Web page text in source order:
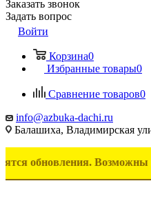
Заказать звонок
Задать вопрос
Войти
Корзина0
Избранные товары0
Сравнение товаров0
info@azbuka-dachi.ru
Балашиха, Владимирская
Возможны